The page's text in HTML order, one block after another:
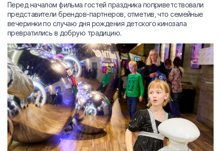
Перед началом фильма гостей праздника поприветствовали
представители брендов-партнеров, отметив, что семейные
вечеринки по случаю дня рождения детского кинозала
превратились в добрую традицию.